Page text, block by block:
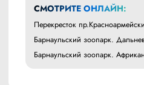
СМОТРИТЕ ОНЛАЙН:
Перекресток
Барнаульский зоопарк.
Барнаульский зоопарк.